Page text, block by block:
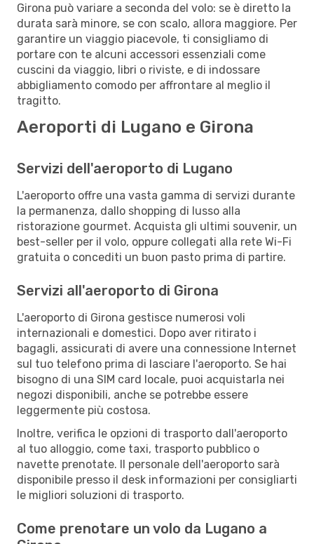
Girona può variare a seconda del volo: se è diretto la
durata sarà minore, se con scalo, allora maggiore. Per
garantire un viaggio piacevole, ti consigliamo di
portare con te alcuni accessori essenziali come
cuscini da viaggio, libri o riviste, e di indossare
abbigliamento comodo per affrontare al meglio il
tragitto.
Aeroporti di Lugano e Girona
Servizi dell'aeroporto di Lugano
L'aeroporto offre una vasta gamma di servizi durante
la permanenza, dallo shopping di lusso alla
ristorazione gourmet. Acquista gli ultimi souvenir, un
best-seller per il volo, oppure collegati alla rete Wi-Fi
gratuita o concediti un buon pasto prima di partire.
Servizi all'aeroporto di Girona
L'aeroporto di Girona gestisce numerosi voli
internazionali e domestici. Dopo aver ritirato i
bagagli, assicurati di avere una connessione Internet
sul tuo telefono prima di lasciare l'aeroporto. Se hai
bisogno di una SIM card locale, puoi acquistarla nei
negozi disponibili, anche se potrebbe essere
leggermente più costosa.
Inoltre, verifica le opzioni di trasporto dall'aeroporto
al tuo alloggio, come taxi, trasporto pubblico o
navette prenotate. Il personale dell'aeroporto sarà
disponibile presso il desk informazioni per consigliarti
le migliori soluzioni di trasporto.
Come prenotare un volo da Lugano a